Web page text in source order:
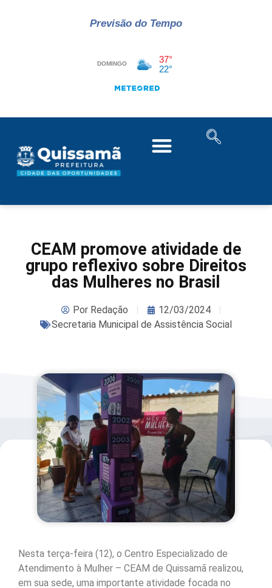
Previsão do Tempo
CEAM promove atividade de
grupo reflexivo sobre Direitos
das Mulheres no Brasil
PorRedação
12/03/2024
Secretaria Municipal de Assistência Social
Nesta terça-feira (12), o Centro Especializado de
Atendimento à Mulher – CEAM de Quissamã realizou,
em sua sede, uma importante atividade focada no